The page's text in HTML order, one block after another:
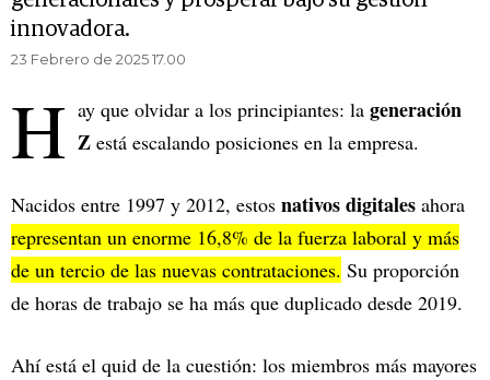
innovadora.
23 Febrero de 2025 17.00
H ay que olvidar a los principiantes: la generación
Z está escalando posiciones en la empresa.
Nacidos entre 1997 y 2012, estos nativos digitales ahora
representan un enorme 16,8% de la fuerza laboral y más
de un tercio de las nuevas contrataciones. Su proporción
de horas de trabajo se ha más que duplicado desde 2019.
Ahí está el quid de la cuestión: los miembros más mayores